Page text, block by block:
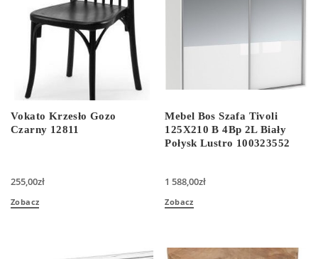
Vokato Krzesło Gozo
Czarny 12811
255,00zł
Zobacz
Mebel Bos Szafa Tivoli
125X210 B 4Bp 2L Biały
Połysk Lustro 100323552
1 588,00zł
Zobacz